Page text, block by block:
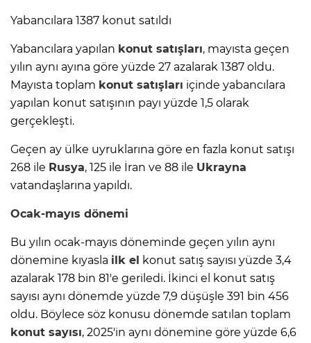
Yabancılara 1387 konut satıldı
Yabancılara yapılan konut satışları, mayısta geçen
yılın aynı ayına göre yüzde 27 azalarak 1387 oldu.
Mayısta toplam konut satışları içinde yabancılara
yapılan konut satışının payı yüzde 1,5 olarak
gerçekleşti.
Geçen ay ülke uyruklarına göre en fazla konut satışı
268 ile Rusya, 125 ile İran ve 88 ile Ukrayna
vatandaşlarına yapıldı.
Ocak-mayıs dönemi
Bu yılın ocak-mayıs döneminde geçen yılın aynı
dönemine kıyasla ilk el konut satış sayısı yüzde 3,4
azalarak 178 bin 81'e geriledi. İkinci el konut satış
sayısı aynı dönemde yüzde 7,9 düşüşle 391 bin 456
oldu. Böylece söz konusu dönemde satılan toplam
konut sayısı, 2025'in aynı dönemine göre yüzde 6,6